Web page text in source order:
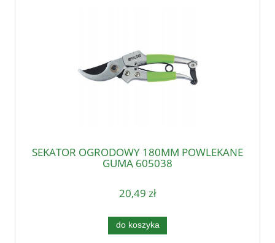
SEKATOR OGRODOWY 180MM POWLEKANE
GUMĄ 605038
20,49 zł
do koszyka